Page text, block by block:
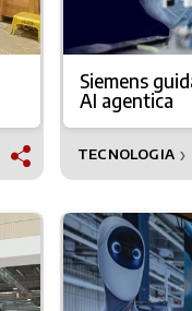
Siemens
AI agentica
TECNOLOGIA ❯